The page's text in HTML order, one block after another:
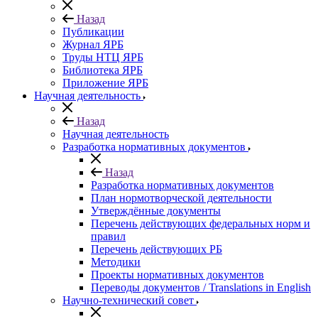
Назад
Публикации
Журнал ЯРБ
Труды НТЦ ЯРБ
Библиотека ЯРБ
Приложение ЯРБ
Научная деятельность
Назад
Научная деятельность
Разработка нормативных документов
Назад
Разработка нормативных документов
План нормотворческой деятельности
Утверждённые документы
Перечень действующих федеральных норм и
правил
Перечень действующих РБ
Методики
Проекты нормативных документов
Переводы документов / Translations in English
Научно-технический совет